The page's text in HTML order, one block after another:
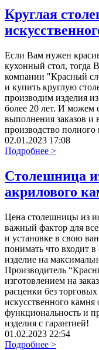
Круглая
Если Вам нужен
кухонный стол,
компании "Красный
и купить круглую
производим изделия
более 20 лет. И можем
выполнения заказов
производство
02.01.2023 17:08
Подробнее >
Столешница
акрилового
Цена столешницы из
важный фактор для
и установке в свою
понимать что входит
изделие на
Производитель
изготовлением на
расценки без
искусственного
функциональность и
изделия с гарантией!
01.02.2023 22:54
Подробнее >